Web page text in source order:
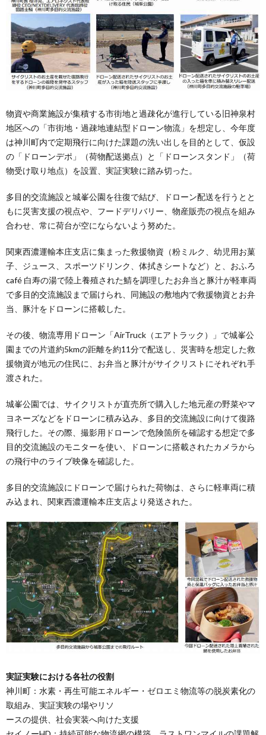
物資や商業施設が集積する市街地と過疎化が進行している旧神泉村
地区への「市街地・過疎地連結型ドローン物流」を想定し、今年度
は神川町内で定期飛行に向けた課題の洗い出しを目的として、仮設
の「ドローンデポ」（荷物配送拠点）と「ドローンスタンド」（荷
物受け取り地点）を設置、実証実験に踏み切った。
多目的交流施設と城峯公園を往復で結び、ドローン配送を行うとと
もに災害支援の視点や、フードデリバリー、物産販売の視点を組み
合わせ、常に荷台が空にならないよう努めた。
関東西濃運輸本庄支店に集まった救援物資（粉ミルク、幼児用お菓
子、ジュース、スポーツドリンク、体拭きシートなど）と、おふろ
café 白寿の湯で陸上養殖された鯖を調理したお弁当と豚汁が軽車両
で多目的交流施設まで届けられ、同施設の敷地内で救援物資とお弁
当、豚汁をドローンに搭載した。
その後、物流専用ドローン「AirTruck（エアトラック）」で城峯公
園までの片道約5kmの距離を約11分で配送し、災害時を想定した救
援物資が地元の住民に、お弁当と豚汁がサイクリストにそれぞれ手
渡された。
城峯公園では、サイクリストが直売所で購入した地元産の野菜やマ
ヨネーズなどをドローンに積み込み、多目的交流施設に向けて復路
飛行した。その際、撮影用ドローンで危険箇所を確認する想定で多
目的交流施設のモニターを使い、ドローンに搭載されたカメラから
の飛行中のライブ映像を確認した。
多目的交流施設にドローンで届けられた荷物は、さらに軽車両に積
み込まれ、関東西濃運輸本庄支店より発送された。
実証実験における各社の役割
神川町：水素・再生可能エネルギー・ゼロエミ物流等の脱炭素化の
取組み、実証実験の場やリソ
ースの提供、社会実装へ向けた支援